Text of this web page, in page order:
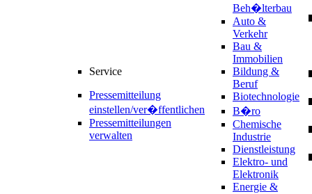
Service
Pressemitteilung
einstellen/ver�ffentlichen
Pressemitteilungen
verwalten
Beh�lterbau
Auto &
Verkehr
Bau &
Immobilien
Bildung &
Beruf
Biotechnologie
B�ro
Chemische
Industrie
Dienstleistung
Elektro- und
Elektronik
Energie &